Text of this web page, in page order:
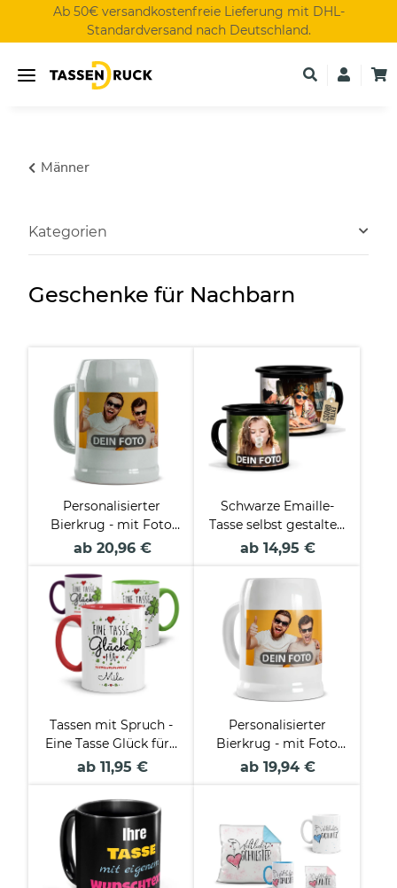
Ab 50€ versandkostenfreie Lieferung mit DHL-
Standardversand nach Deutschland.
Männer
Geschenke für Nachbarn
Personalisierter
Bierkrug - mit Foto
selbst gestalten -
ml
ab 20,96 €
Schwarze Emaille-
Tasse selbst gestalten
- verschiedene
ab 14,95 €
Tassen mit Spruch -
Eine Tasse Glück für -
mit Name beschriften
ab 11,95 €
Personalisierter
Bierkrug - mit Foto
selbst gestalten -
ab 19,94 €
Kategorien